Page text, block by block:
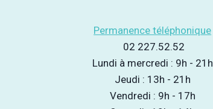
Permanence téléphonique
02 227.52.52
Lundi à mercredi : 9h - 21h
Jeudi : 13h - 21h
Vendredi : 9h - 17h